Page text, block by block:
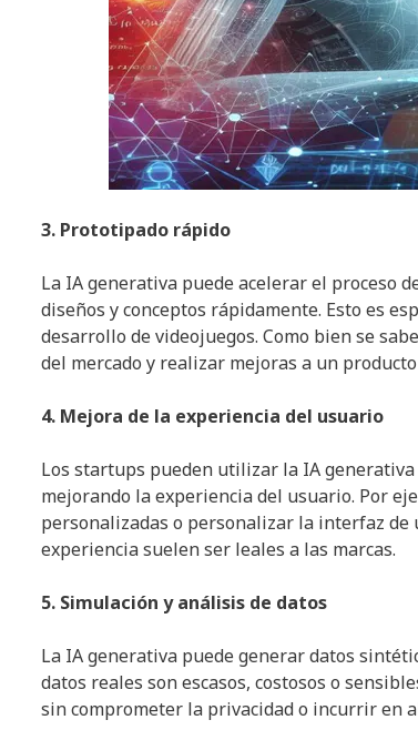
3. Prototipado rápido
La IA generativa puede acelerar el proceso
diseños y conceptos rápidamente. Esto es
desarrollo de videojuegos. Como bien se
del mercado y realizar mejoras a un
4. Mejora de la experiencia del usuario
Los startups pueden utilizar la IA
mejorando la experiencia del usuario. Por
personalizadas o personalizar la interfaz
experiencia suelen ser leales a las marcas.
5. Simulación y análisis de datos
La IA generativa puede generar datos
datos reales son escasos, costosos o
sin comprometer la privacidad o incurrir en